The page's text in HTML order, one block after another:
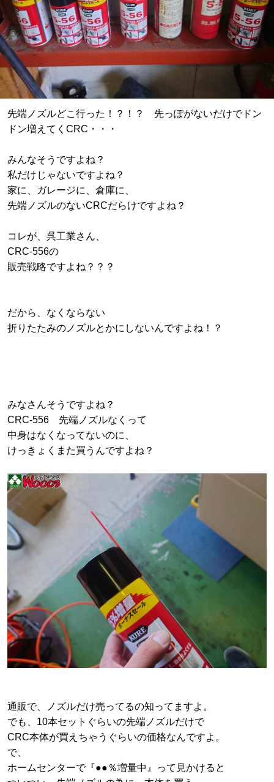
先端ノズルどこ行った！？！？ 先っぽがないだけでドン
ドン増えてくCRC・・・
みんなそうですよね？
私だけじゃないですよね？
家に、ガレージに、倉庫に、
先端ノズルのないCRCだらけですよね？
コレが、呉工業さん、
CRC-556の
販売戦略ですよね？？？
だから、なくならない
折りたたみのノズルとかにしないんですよね！？
みなさんそうですよね？
CRC-556 先端ノズルなくって
中身はなくなってないのに、
けっきょくまた買うんですよね？
通販で、ノズルだけ売ってるの知ってますよ。
でも、10本セットぐらいの先端ノズルだけで
CRC本体が買えちゃうぐらいの価格なんですよ。
で、
ホームセンターで『●●％増量中』って見かけると